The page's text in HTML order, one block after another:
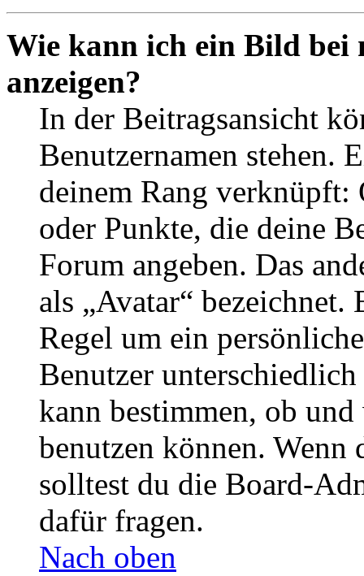
Wie kann ich ein Bild bei
anzeigen?
In der Beitragsansicht
Benutzernamen stehen.
deinem Rang verknüpft:
oder Punkte, die deine
Forum angeben. Das
als „Avatar“
Regel um ein
Benutzer
kann bestimmen, ob
benutzen können. Wenn
solltest du die Board-
dafür fragen.
Nach oben